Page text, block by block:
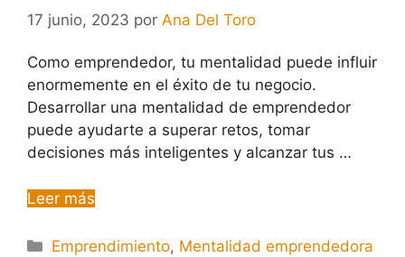
17 junio, 2023 por Ana Del Toro
Como emprendedor, tu mentalidad puede influir
enormemente en el éxito de tu negocio.
Desarrollar una mentalidad de emprendedor
puede ayudarte a superar retos, tomar
decisiones más inteligentes y alcanzar tus …
Leer más
Emprendimiento, Mentalidad emprendedora